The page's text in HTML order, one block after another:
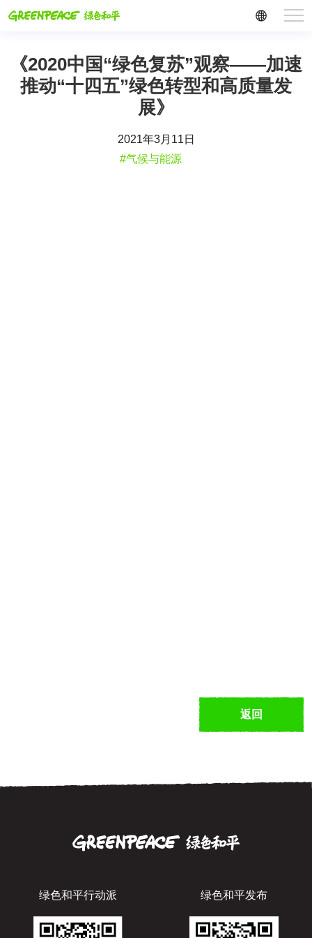
《2020中国“绿色复苏”观察——加速
推动“十四五”绿色转型和高质量发
展》
2021年3月11日
#气候与能源
返回
绿色和平行动派 绿色和平发布